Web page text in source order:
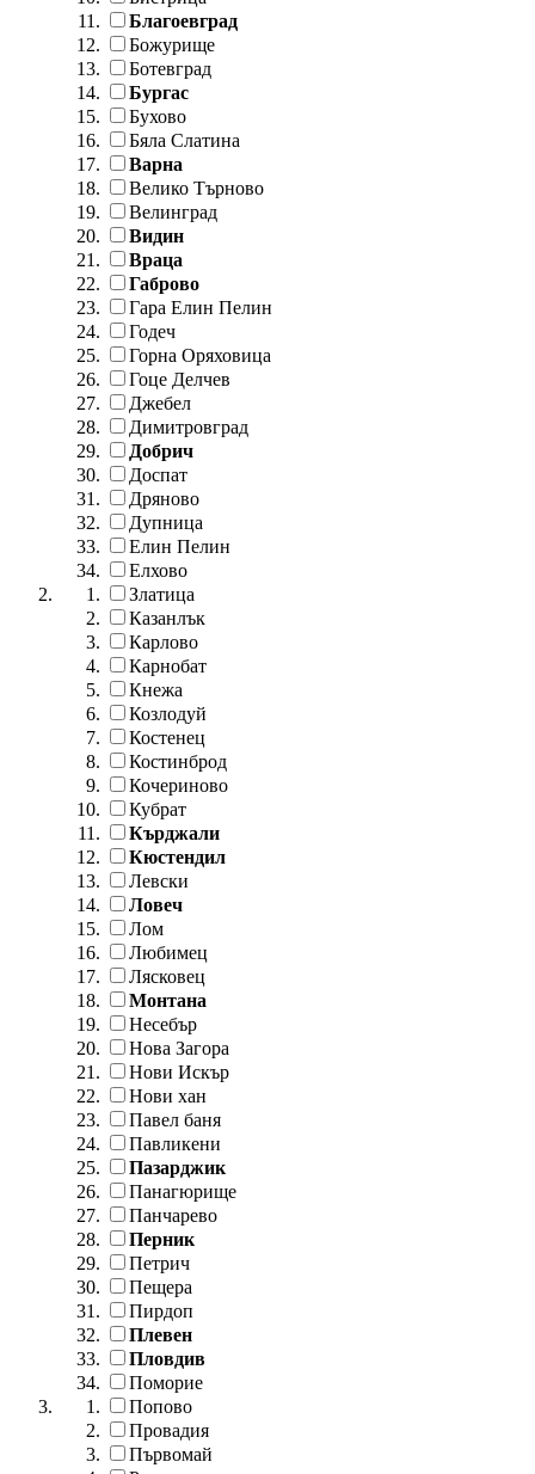
Благоевград
Божурище
Ботевград
Бургас
Бухово
Бяла Слатина
Варна
Велико Търново
Велинград
Видин
Враца
Габрово
Гара Елин Пелин
Годеч
Горна Оряховица
Гоце Делчев
Джебел
Димитровград
Добрич
Доспат
Дряново
Дупница
Елин Пелин
Елхово
Златица
Казанлък
Карлово
Карнобат
Кнежа
Козлодуй
Костенец
Костинброд
Кочериново
Кубрат
Кърджали
Кюстендил
Левски
Ловеч
Лом
Любимец
Лясковец
Монтана
Несебър
Нова Загора
Нови Искър
Нови хан
Павел баня
Павликени
Пазарджик
Панагюрище
Панчарево
Перник
Петрич
Пещера
Пирдоп
Плевен
Пловдив
Поморие
Попово
Провадия
Първомай